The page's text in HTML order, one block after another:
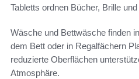
Tabletts ordnen Bücher, Brille
Wäsche und Bettwäsche finden
dem Bett oder in Regalfächern
reduzierte Oberflächen
Atmosphäre.